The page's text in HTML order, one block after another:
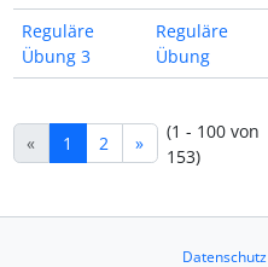
Reguläre
Übung 3
Reguläre
Übung
« 1 2 »
(1 - 100 von
153)
Datenschutz